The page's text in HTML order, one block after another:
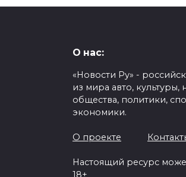
О нас:
«Новости Ру» -
из мира авто, культуры,
общества, политики,
экономики.
О проекте
Настоящий ресурс
18+